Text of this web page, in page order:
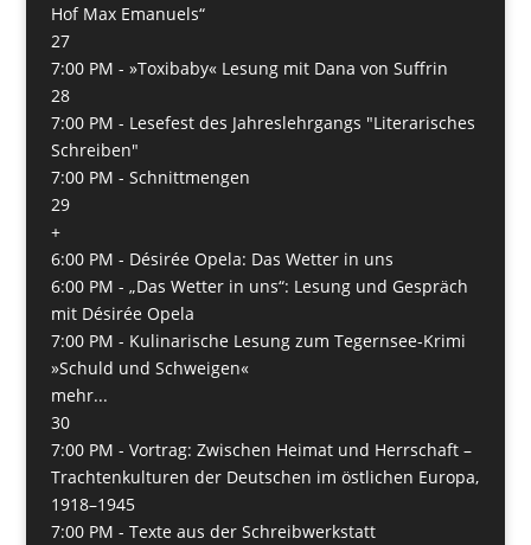
Hof Max Emanuels“
27
7:00 PM - »Toxibaby« Lesung mit Dana von Suffrin
28
7:00 PM - Lesefest des Jahreslehrgangs "Literarisches
Schreiben"
7:00 PM - Schnittmengen
29
+
6:00 PM - Désirée Opela: Das Wetter in uns
6:00 PM - „Das Wetter in uns“: Lesung und Gespräch
mit Désirée Opela
7:00 PM - Kulinarische Lesung zum Tegernsee-Krimi
»Schuld und Schweigen«
mehr...
30
7:00 PM - Vortrag: Zwischen Heimat und Herrschaft –
Trachtenkulturen der Deutschen im östlichen Europa,
1918–1945
7:00 PM - Texte aus der Schreibwerkstatt